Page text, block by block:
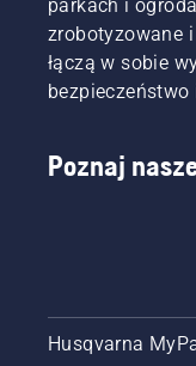
obrotowego,
aby
użytkownik
mógł
pracy
akumulatora
przycisk
ich
o
parkach i
zrobotyzowane
łączą w sobie
bezpieczeństwo
Poznaj
Husqvarna